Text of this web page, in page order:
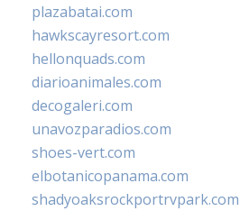
plazabatai.com
hawkscayresort.com
hellonquads.com
diarioanimales.com
decogaleri.com
unavozparadios.com
shoes-vert.com
elbotanicopanama.com
shadyoaksrockportrvpark.com